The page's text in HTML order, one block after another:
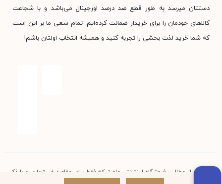
دستتان میرسد به طور قطع صد درصد اورجینال می‌باشد و با شجاعت
کالاهای خودمان را برای خریدار ضمانت کرده‌ایم. تمام سعی ما بر این است
که شما خرید لذت بخشی را تجربه کنید و همیشه انتخاب اولتان باشم!
استفاده از مطالب فروشگاه اینترنتی ماه تیکه فقط برای مقاصد غیرتجاری و با ذکر
منبع بلامانع است. کلیه حقوق این سایت متعلق به فروشگاه آنلاین ماه تیکه